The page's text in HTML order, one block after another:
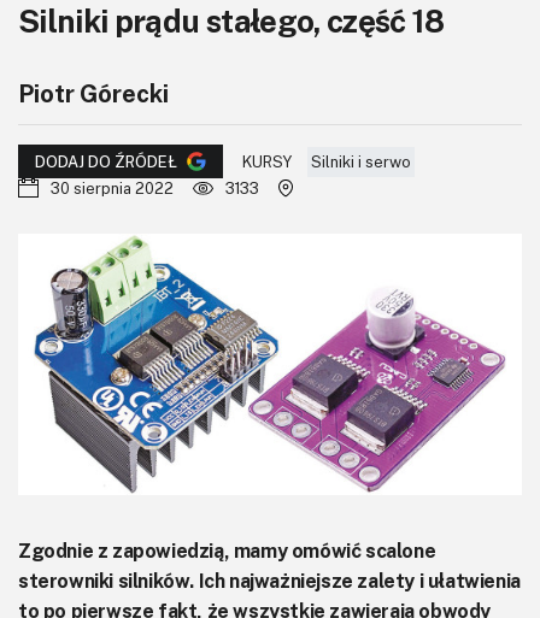
Kursy
DIY+
Dla Ciebie
KITy AVT
Kontakt
Newsletter
Magazyny
Archiwum
Do pobrania
Silniki prądu stałego, część 18
Piotr Górecki
DODAJ DO ŹRÓDEŁ KURSY
Silniki i serwo
30 sierpnia 2022
3133
Zgodnie z zapowiedzią, mamy omówić scalone
sterowniki silników. Ich najważniejsze zalety i ułatwienia
to po pierwsze fakt, że wszystkie zawierają obwody